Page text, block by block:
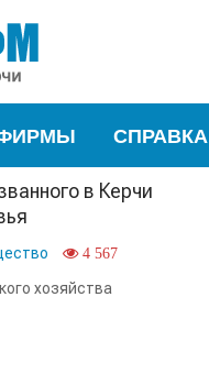
СПРАВКА
в Керчи
4 567
хозяйства